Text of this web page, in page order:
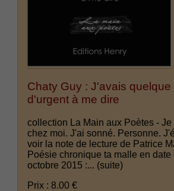
Chaty Guy : J'avais quelque
d'urgent à me dire
collection La Main aux Poètes - Je
chez moi. J'ai sonné. Personne.
voir la note de lecture de Patrice
Poésie chronique ta malle en date
octobre 2015 :... (suite)
Prix : 8.00 €